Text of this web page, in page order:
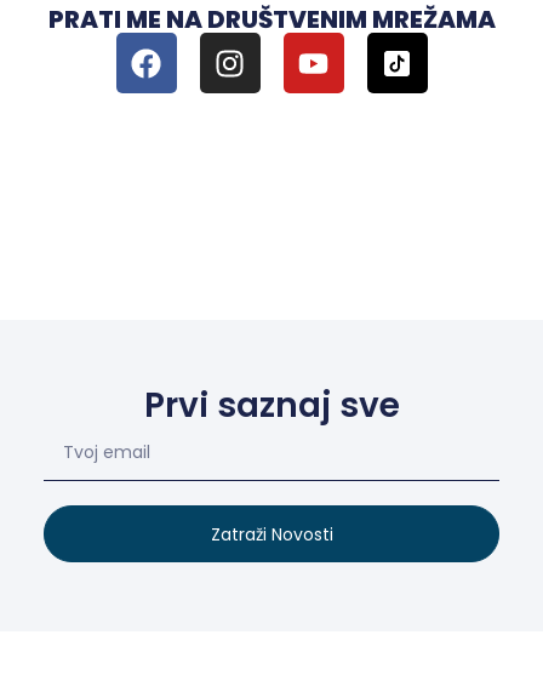
PRATI ME NA DRUŠTVENIM MREŽAMA
Prvi saznaj sve
Zatraži Novosti